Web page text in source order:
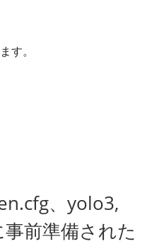
す。
、yolo3,
前準備された